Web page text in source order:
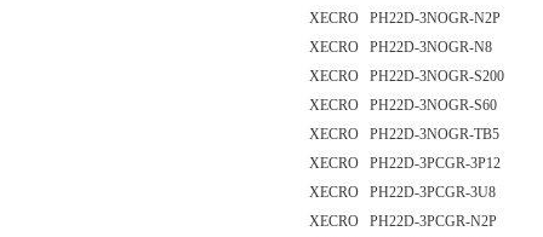
XECRO PH22D-3NOGR-N2P
XECRO PH22D-3NOGR-N8
XECRO PH22D-3NOGR-S200
XECRO PH22D-3NOGR-S60
XECRO PH22D-3NOGR-TB5
XECRO PH22D-3PCGR-3P12
XECRO PH22D-3PCGR-3U8
XECRO PH22D-3PCGR-N2P